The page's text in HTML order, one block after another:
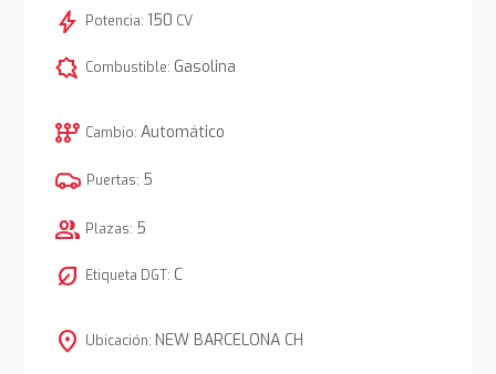
bolt Potencia: 150 CV
comic_bubble Combustible: Gasolina
auto_transmission Cambio: Automático
Puertas: 5
group Plazas: 5
nest_eco_leaf Etiqueta DGT: C
location_on Ubicación: NEW BARCELONA CH